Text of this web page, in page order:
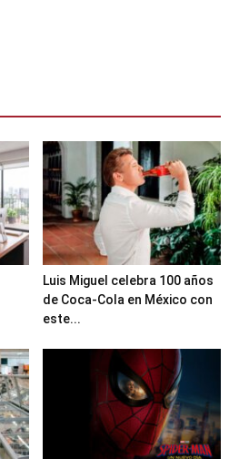
Luis Miguel celebra 100 años
de Coca-Cola en México con
este...